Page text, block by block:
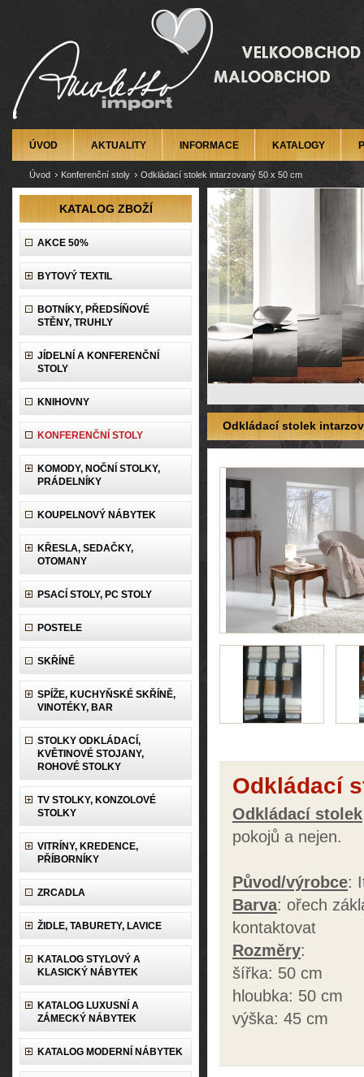
ÚVOD AKTUALITY INFORMACE KATALOGY
Úvod Konferenční stoly Odkládací stolek intarzovaný 50 x 50 cm
KATALOG ZBOŽÍ
AKCE 50%
BYTOVÝ TEXTIL
BOTNÍKY, PŘEDSÍŇOVÉ
STĚNY, TRUHLY
JÍDELNÍ A KONFERENČNÍ
STOLY
KNIHOVNY
KONFERENČNÍ STOLY
KOMODY, NOČNÍ STOLKY,
PRÁDELNÍKY
KOUPELNOVÝ NÁBYTEK
KŘESLA, SEDAČKY,
OTOMANY
PSACÍ STOLY, PC STOLY
POSTELE
SKŘÍNĚ
SPÍŽE, KUCHYŇSKÉ SKŘÍNĚ,
VINOTÉKY, BAR
STOLKY ODKLÁDACÍ,
KVĚTINOVÉ STOJANY,
ROHOVÉ STOLKY
TV STOLKY, KONZOLOVÉ
STOLKY
VITRÍNY, KREDENCE,
PŘÍBORNÍKY
ZRCADLA
ŽIDLE, TABURETY, LAVICE
KATALOG STYLOVÝ A
KLASICKÝ NÁBYTEK
KATALOG LUXUSNÍ A
ZÁMECKÝ NÁBYTEK
KATALOG MODERNÍ NÁBYTEK
Odkládací stolek
Odkládací
Odkládací stolek
pokojů a nejen.
Původ/výrobce:
Barva: ořech
kontaktovat
Rozměry:
šířka: 50 cm
hloubka: 50 cm
výška: 45 cm